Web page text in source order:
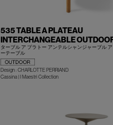
535 TABLE A PLATEAU
INTERCHANGEABLE
ターブル ア プラトー アンテルシャンジャーブル
ーテーブル
Design : CHARLOTTE PERRIAND
Cassina | I Maestri Collection